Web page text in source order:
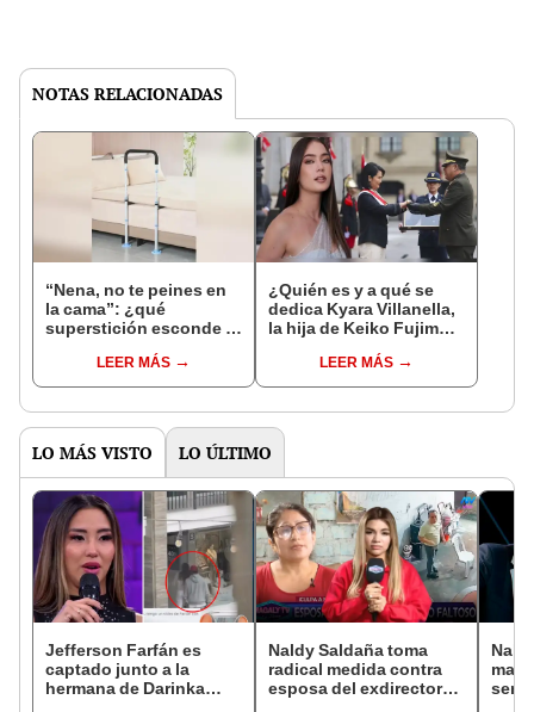
NOTAS RELACIONADAS
“Nena, no te peines en
la cama”: ¿qué
superstición esconde la
Enanitos Verdes?
LEER MÁS
¿Quién es y a qué se
dedica Kyara Villanella,
la hija de Keiko Fujimori
nivel nacional?
LEER MÁS
LO MÁS VISTO LO ÚLTIMO
Jefferson Farfán es
captado junto a la
hermana de Darinka
Naldy Saldaña toma
radical medida contra
esposa del exdirector